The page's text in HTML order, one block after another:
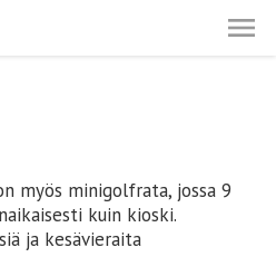
myös minigolfrata, jossa 9
kuin kioski.
ja kesävieraita